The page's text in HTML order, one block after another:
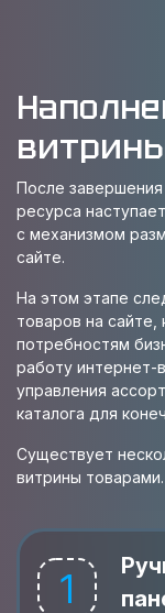
После завершения
ресурса
с механизмом
сайте.
На этом этапе
товаров на
потребностям
работу интернет-
управления
каталога для
Существует
витрины
1